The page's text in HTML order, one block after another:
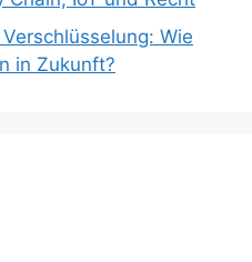
Wie
in Zukunft?